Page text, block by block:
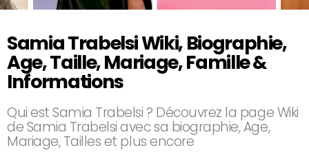
Samia Trabelsi Wiki, Biographie,
Age, Taille, Mariage, Famille &
Informations
Qui est Samia Trabelsi ? Découvrez la page Wiki
de Samia Trabelsi avec sa biographie, Age,
Mariage, Tailles et plus encore